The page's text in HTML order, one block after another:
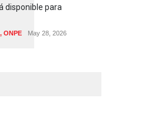
disponible para
, ONPE May 28, 2026